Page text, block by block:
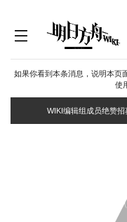
如果你看到本条消息，说明本页
使
WIKI编辑组成员绝赞招